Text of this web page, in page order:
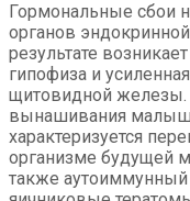
Гормональные сбои
органов
результате
гипофиза и
щитовидной железы.
вынашивания
характеризуется
организме будущей
также аутоиммунный